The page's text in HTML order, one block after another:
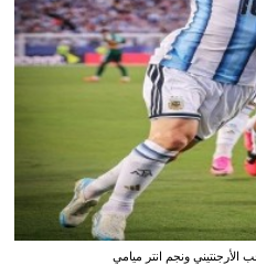
الأرجنتيني ونجم انتر ميامي